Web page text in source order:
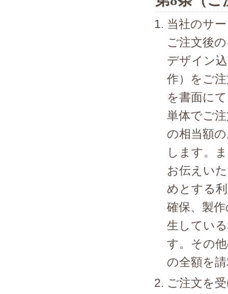
当社のサ
ご注文後
デザイン
作）をご
を書面に
単体でご
の相当額
します。
お伝えい
めとする
確保、製
生してい
す。その
の全額を
ご注文を